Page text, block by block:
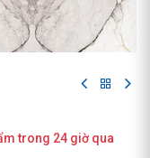
trong 24 giờ qua